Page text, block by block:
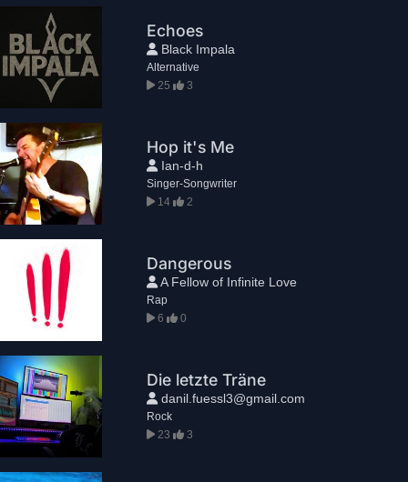
Echoes
Black Impala
Alternative
25
3
Hop it's Me
Ian-d-h
Singer-Songwriter
14
2
Dangerous
A Fellow of Infinite Love
Rap
6
0
Die letzte Träne
danil.fuessl3@gmail.com
Rock
23
3